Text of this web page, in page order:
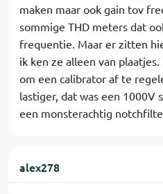
maken maar ook gain tov
sommige THD meters dat
frequentie. Maar er zitten
ik ken ze alleen van
om een calibrator af te
lastiger, dat was een 1000V
een monsterachtig
alex278